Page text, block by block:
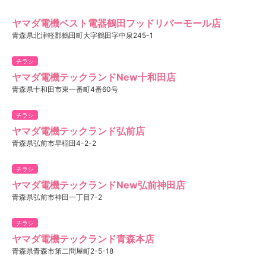
ヤマダ電機ベスト電器鶴田フッドリバーモール店
青森県北津軽郡鶴田町大字鶴田字中泉245-1
チラシ
ヤマダ電機テックランドNew十和田店
青森県十和田市東一番町4番60号
チラシ
ヤマダ電機テックランド弘前店
青森県弘前市早稲田4-2-2
チラシ
ヤマダ電機テックランドNew弘前神田店
青森県弘前市神田一丁目7-2
チラシ
ヤマダ電機テックランド青森本店
青森県青森市第二問屋町2-5-18